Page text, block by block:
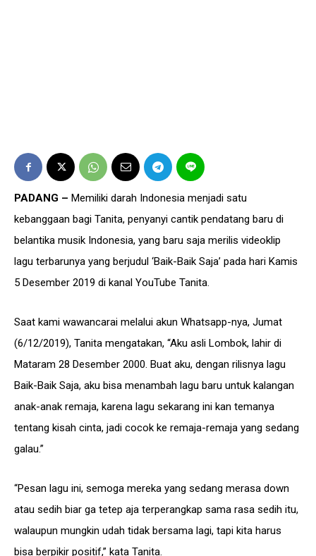
PADANG – Memiliki darah Indonesia menjadi satu
kebanggaan bagi Tanita, penyanyi cantik pendatang baru di
belantika musik Indonesia, yang baru saja merilis videoklip
lagu terbarunya yang berjudul ‘Baik-Baik Saja’ pada hari Kamis
5 Desember 2019 di kanal YouTube Tanita.
Saat kami wawancarai melalui akun Whatsapp-nya, Jumat
(6/12/2019), Tanita mengatakan, “Aku asli Lombok, lahir di
Mataram 28 Desember 2000. Buat aku, dengan rilisnya lagu
Baik-Baik Saja, aku bisa menambah lagu baru untuk kalangan
anak-anak remaja, karena lagu sekarang ini kan temanya
tentang kisah cinta, jadi cocok ke remaja-remaja yang sedang
galau.”
“Pesan lagu ini, semoga mereka yang sedang merasa down
atau sedih biar ga tetep aja terperangkap sama rasa sedih itu,
walaupun mungkin udah tidak bersama lagi, tapi kita harus
bisa berpikir positif,” kata Tanita.